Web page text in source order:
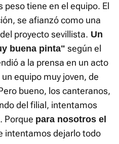
tiene en el equipo. El
se afianzó como una
proyecto sevillista. Un
buena pinta" según el
a la prensa en un acto
equipo muy joven, de
bueno, los canteranos,
del filial, intentamos
Porque para nosotros el
intentamos dejarlo todo